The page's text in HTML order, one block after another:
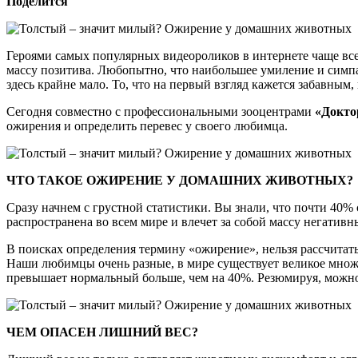
Героями самых популярных видеороликов в интернете чаще
массу позитива. Любопытно, что наибольшее умиление и
здесь крайне мало. То, что на первый взгляд кажется
Сегодня совместно с профессиональными зооцентрами
ожирения и определить перевес у своего любимца.
ЧТО ТАКОЕ ОЖИРЕНИЕ У ДОМАШНИХ ЖИВОТНЫХ?
Сразу начнем с грустной статистики. Вы знали, что почти
распространена во всем мире и влечет за собой массу
В поисках определения термину «ожирение», нельзя
Наши любимцы очень разные, в мире существует великое
превышает нормальный больше, чем на 40%. Резюмируя,
ЧЕМ ОПАСЕН ЛИШНИЙ ВЕС?